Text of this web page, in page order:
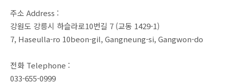
주소 Address :
강원도 강릉시 하슬라로10번길 7 (교동 1429-1)
7, Haseulla-ro 10beon-gil, Gangneung-si, Gangwon-do
전화 Telephone :
033-655-0999